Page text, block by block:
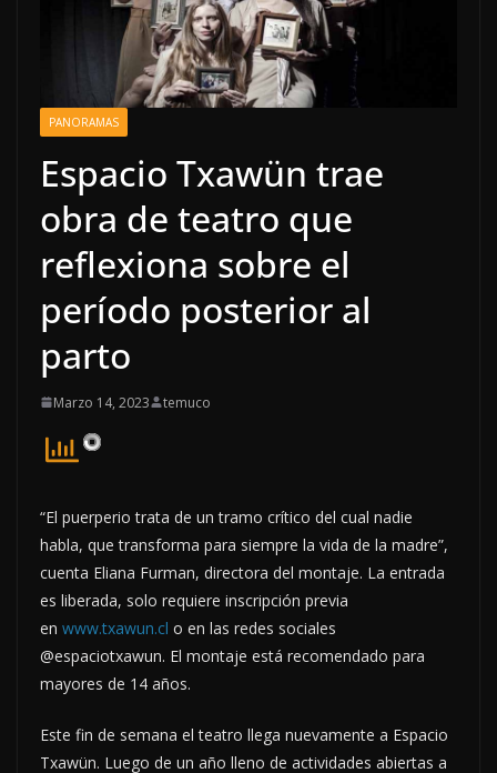
PANORAMAS
Espacio Txawün trae
obra de teatro que
reflexiona sobre el
período posterior al
parto
Marzo 14, 2023 temuco
“El puerperio trata de un tramo crítico del cual nadie
habla, que transforma para siempre la vida de la madre”,
cuenta Eliana Furman, directora del montaje. La entrada
es liberada, solo requiere inscripción previa
en www.txawun.cl o en las redes sociales
@espaciotxawun. El montaje está recomendado para
mayores de 14 años.
Este fin de semana el teatro llega nuevamente a Espacio
Txawün. Luego de un año lleno de actividades abiertas a